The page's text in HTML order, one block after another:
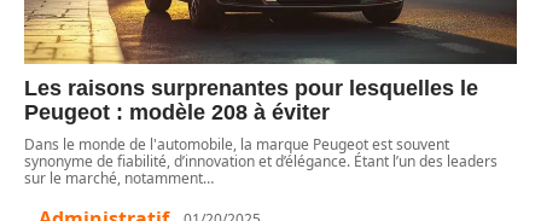
Les raisons surprenantes pour lesquelles le
Peugeot : modèle 208 à éviter
Dans le monde de l'automobile, la marque Peugeot est souvent
synonyme de fiabilité, d’innovation et d’élégance. Étant l’un des leaders
sur le marché, notamment…